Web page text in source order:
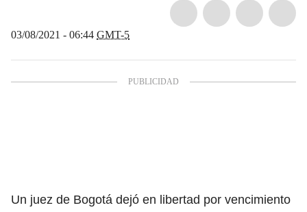
03/08/2021 - 06:44 GMT-5
Un juez de Bogotá dejó en libertad por vencimiento